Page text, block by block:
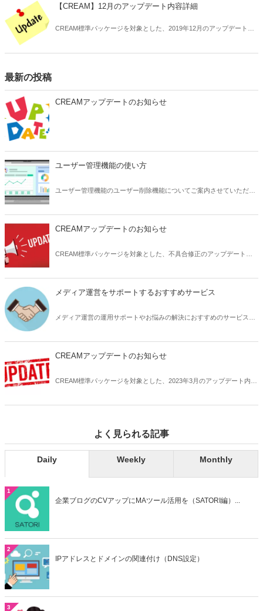
【CREAM】12月のアップデート内容詳細
CREAM標準パッケージを対象とした、2019年12月のアップデート内
最新の投稿
CREAMアップデートのお知らせ
ユーザー管理機能の使い方
ユーザー管理機能のユーザー削除機能についてご案内させていただき
CREAMアップデートのお知らせ
CREAM標準パッケージを対象とした、不具合修正のアップデート内
メディア運営をサポートするおすすめサービス
メディア運営の運用サポートやお悩みの解決におすすめのサービスサ
CREAMアップデートのお知らせ
CREAM標準パッケージを対象とした、2023年3月のアップデート内容
よく見られる記事
Daily Weekly Monthly
1
企業ブログのCVアップにMAツール活用を（SATORI編）...
2
IPアドレスとドメインの関連付け（DNS設定）
3